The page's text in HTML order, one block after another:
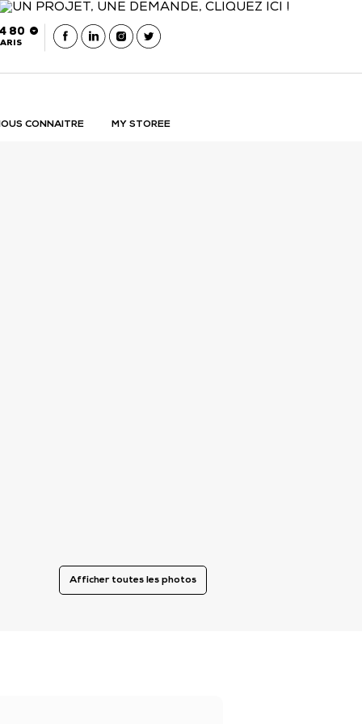
80
CONNAITRE MY STOREE
Afficher toutes les photos
être rappelé Contacter Storee Retail